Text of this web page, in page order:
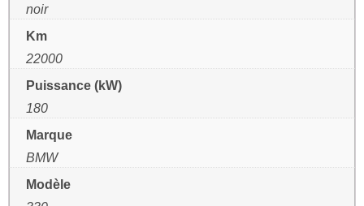
noir
Km
22000
Puissance (kW)
180
Marque
BMW
Modèle